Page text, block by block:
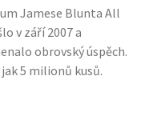
Jamese Blunta All
v září 2007 a
obrovský úspěch.
5 milionů kusů.